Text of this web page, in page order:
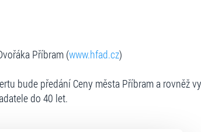
Příbram (www.hfad.cz)
bude předání Ceny města Příbram a rovněž
do 40 let.